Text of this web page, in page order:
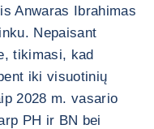
Anwaras Ibrahimas
Nepaisant
tikimasi, kad
iki visuotinių
2028 m. vasario
PH ir BN bei